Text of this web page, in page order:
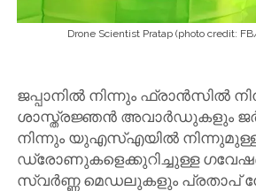
Drone Scientist Pratap (photo credit:
ജപ്പാനിൽ നിന്നും ഫ്രാൻസിൽ
ശാസ്ത്രജ്ഞൻ അവാർഡുകളും
നിന്നും യുഎസ്എയിൽ
ഡ്രോണുകളെക്കുറിച്ചുള്ള
സ്വർണ്ണ മെഡലുകളും പ്രതാപ്